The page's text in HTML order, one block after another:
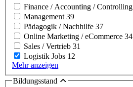
Finance / Accounting / Controlling
Management 39
Pädagogik / Nachhilfe 37
Online Marketing / eCommerce 34
Sales / Vertrieb 31
Logistik Jobs 12
Mehr anzeigen
Bildungsstand